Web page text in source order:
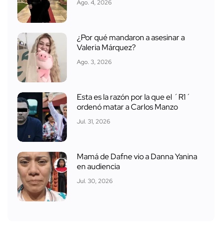
Ago. 3, 2026
Esta es la razón por la que el ´R1´
ordenó matar a Carlos Manzo
Jul. 31, 2026
Mamá de Dafne vio a Danna Yanina
en audiencia